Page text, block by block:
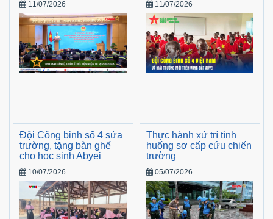
11/07/2026 11/07/2026
Đội Công binh số 4 sửa
trường, tặng bàn ghế
cho học sinh Abyei
10/07/2026
Thực hành xử trí tình
huống sơ cấp cứu chiến
trường
05/07/2026